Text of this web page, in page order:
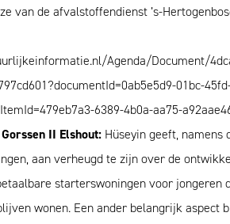
van de afvalstoffendienst ’s-
Agenda/Document/
01bc-
6389-4b0a-aa75-
II Elshout: Hüseyin geeft, namens
aan verheugd te zijn over de
starterswoningen voor jongeren
wonen. Een ander belangrijk aspect